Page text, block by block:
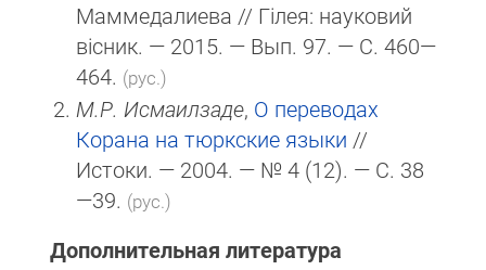
Маммедалиева // Гілея: науковий
вісник. — 2015. — Вып. 97. — С. 460—
464. (рус.)
М.Р. Исмаилзаде, О переводах
Корана на тюркские языки //
Истоки. — 2004. — № 4 (12). — С. 38
—39. (рус.)
Дополнительная литература